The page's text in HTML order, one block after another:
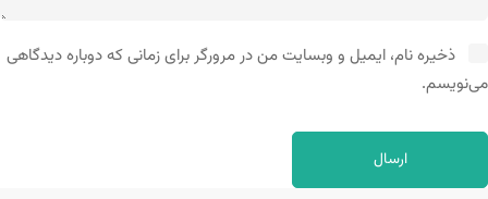
ذخیره نام، ایمیل و وبسایت من در مرورگر برای زمانی که دوباره دیدگاهی
می‌نویسم.